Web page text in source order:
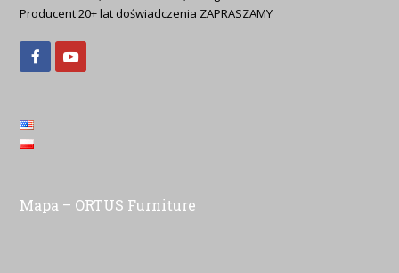
Producent 20+ lat doświadczenia ZAPRASZAMY
FacebookYoutube
Mapa – ORTUS Furniture